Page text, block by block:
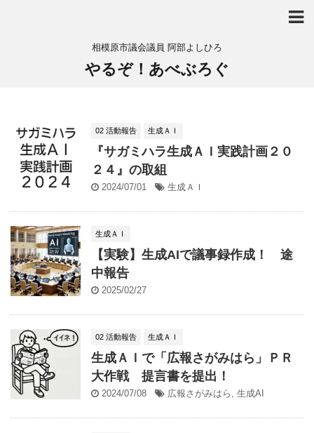
相模原市議会議員 阿部よしひろ
やるぞ！あべぶろぐ
02 活動報告 生成ＡＩ
『サガミハラ生成ＡＩ実践計画２０
２４』の取組
2024/07/01 生成ＡＩ
生成ＡＩ
【実験】生成AIで議事録作成！ 途
中報告
2025/02/27
02 活動報告 生成ＡＩ
生成ＡＩで「広報さがみはら」ＰＲ
大作戦 提言書を提出！
2024/07/08 広報さがみはら , 生成AI